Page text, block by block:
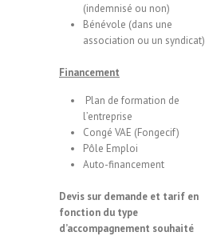
(indemnisé ou non)
Bénévole (dans une
association ou un syndicat)
Financement
Plan de formation de
l’entreprise
Congé VAE (Fongecif)
Pôle Emploi
Auto-financement
Devis sur demande et tarif en
fonction du type
d’accompagnement souhaité